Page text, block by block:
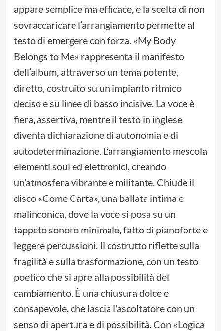
appare semplice ma efficace, e la scelta di non
sovraccaricare l’arrangiamento permette al
testo di emergere con forza. «My Body
Belongs to Me» rappresenta il manifesto
dell’album, attraverso un tema potente,
diretto, costruito su un impianto ritmico
deciso e su linee di basso incisive. La voce è
fiera, assertiva, mentre il testo in inglese
diventa dichiarazione di autonomia e di
autodeterminazione. L’arrangiamento mescola
elementi soul ed elettronici, creando
un’atmosfera vibrante e militante. Chiude il
disco «Come Carta», una ballata intima e
malinconica, dove la voce si posa su un
tappeto sonoro minimale, fatto di pianoforte e
leggere percussioni. Il costrutto riflette sulla
fragilità e sulla trasformazione, con un testo
poetico che si apre alla possibilità del
cambiamento. È una chiusura dolce e
consapevole, che lascia l’ascoltatore con un
senso di apertura e di possibilità. Con «Logica